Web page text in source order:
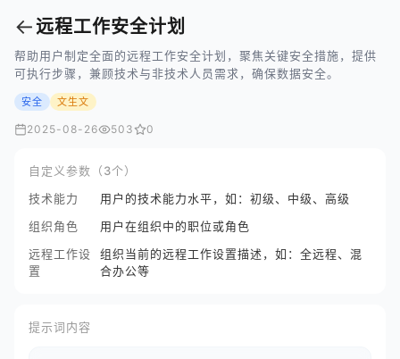
←远程工作安全计划
帮助用户制定全面的远程工作安全计划，聚焦关键安全措施，提供
可执行步骤，兼顾技术与非技术人员需求，确保数据安全。
安全 文生文
2025-08-26 503 0
自定义参数（3个）
技术能力
用户的技术能力水平，如：初级、中级、高级
组织角色
用户在组织中的职位或角色
远程工作设
置
组织当前的远程工作设置描述，如：全远程、混
合办公等
提示词内容